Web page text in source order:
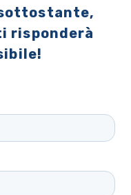
risponderà